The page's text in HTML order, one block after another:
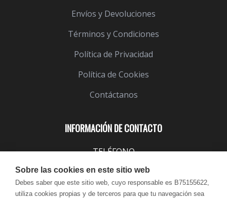
INFORMACIÓN DE CONTACTO
TELÉFONO
EMAIL
info@lindavita.com
Envíos y Devoluciones
Términos y Condiciones
Política de Privacidad
Política de Cookies
Contáctanos
Sobre las cookies en este sitio web
Debes saber que este sitio web, cuyo responsable es B75155622,
utiliza cookies propias y de terceros para que tu navegación sea